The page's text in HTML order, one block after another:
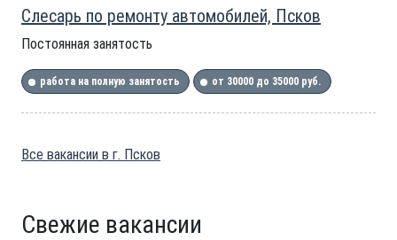
Слесарь по ремонту автомобилей, Псков
Постоянная занятость
работа на полную занятость от 30000 до 35000 руб.
Все вакансии в г. Псков
Свежие вакансии